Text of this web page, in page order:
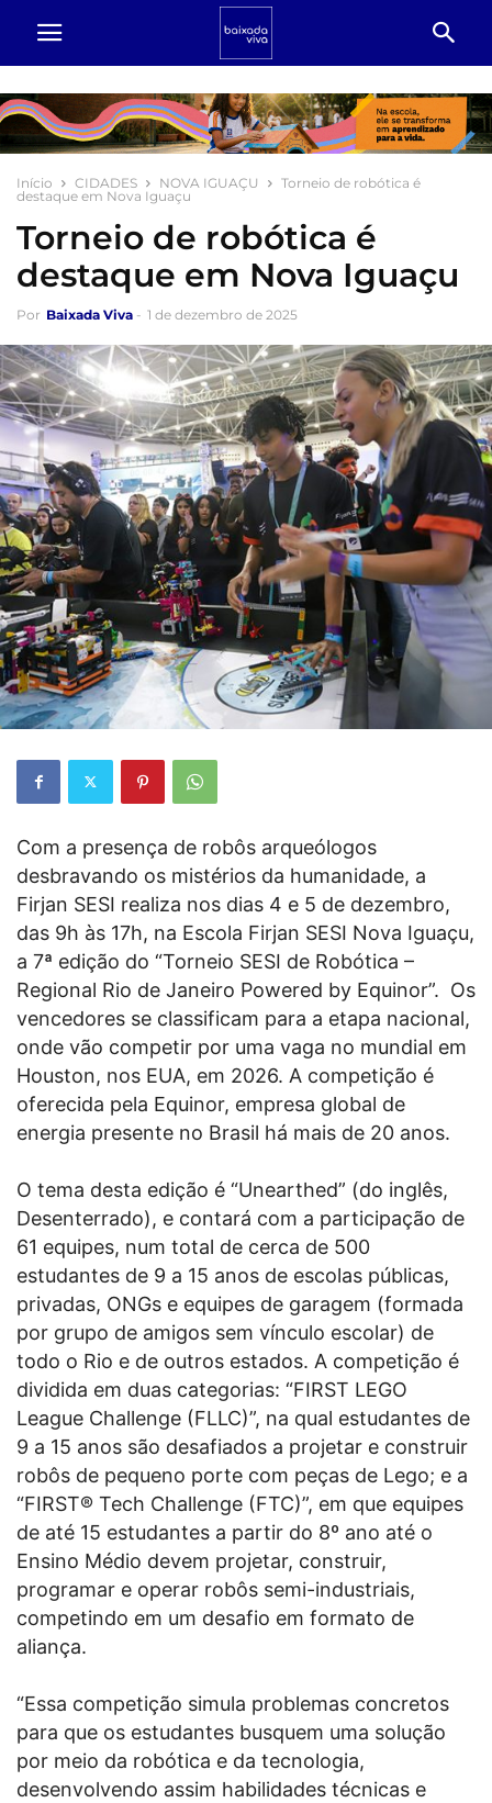
Início CIDADES NOVA IGUAÇU
Torneio de robótica é
destaque em Nova Iguaçu
Torneio de robótica é
destaque em Nova Iguaçu
Por Baixada Viva - 1 de dezembro de 2025
Com a presença de robôs arqueólogos
desbravando os mistérios da humanidade, a
Firjan SESI realiza nos dias 4 e 5 de dezembro,
das 9h às 17h, na Escola Firjan SESI Nova Iguaçu,
a 7ª edição do “Torneio SESI de Robótica –
Regional Rio de Janeiro Powered by Equinor”. Os
vencedores se classificam para a etapa nacional,
onde vão competir por uma vaga no mundial em
Houston, nos EUA, em 2026. A competição é
oferecida pela Equinor, empresa global de
energia presente no Brasil há mais de 20 anos.
O tema desta edição é “Unearthed” (do inglês,
Desenterrado), e contará com a participação de
61 equipes, num total de cerca de 500
estudantes de 9 a 15 anos de escolas públicas,
privadas, ONGs e equipes de garagem (formada
por grupo de amigos sem vínculo escolar) de
todo o Rio e de outros estados. A competição é
dividida em duas categorias: “FIRST LEGO
League Challenge (FLLC)”, na qual estudantes de
9 a 15 anos são desafiados a projetar e construir
robôs de pequeno porte com peças de Lego; e a
“FIRST® Tech Challenge (FTC)”, em que equipes
de até 15 estudantes a partir do 8º ano até o
Ensino Médio devem projetar, construir,
programar e operar robôs semi-industriais,
competindo em um desafio em formato de
aliança.
“Essa competição simula problemas concretos
para que os estudantes busquem uma solução
por meio da robótica e da tecnologia,
desenvolvendo assim habilidades técnicas e